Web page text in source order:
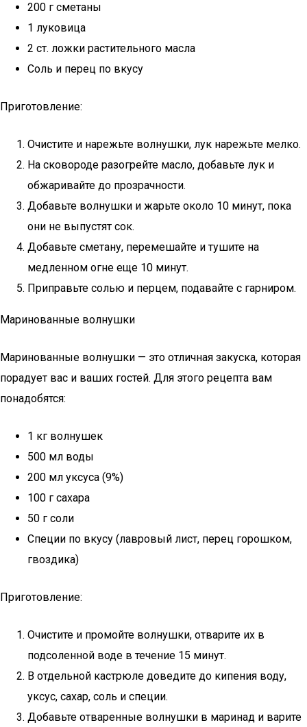
200 г сметаны
1 луковица
2 ст. ложки растительного масла
Соль и перец по вкусу
Приготовление:
Очистите и нарежьте волнушки, лук нарежьте мелко.
На сковороде разогрейте масло, добавьте лук и
обжаривайте до прозрачности.
Добавьте волнушки и жарьте около 10 минут, пока
они не выпустят сок.
Добавьте сметану, перемешайте и тушите на
медленном огне еще 10 минут.
Приправьте солью и перцем, подавайте с гарниром.
Маринованные волнушки
Маринованные волнушки — это отличная закуска, которая
порадует вас и ваших гостей. Для этого рецепта вам
понадобятся:
1 кг волнушек
500 мл воды
200 мл уксуса (9%)
100 г сахара
50 г соли
Специи по вкусу (лавровый лист, перец горошком,
гвоздика)
Приготовление:
Очистите и промойте волнушки, отварите их в
подсоленной воде в течение 15 минут.
В отдельной кастрюле доведите до кипения воду,
уксус, сахар, соль и специи.
Добавьте отваренные волнушки в маринад и варите